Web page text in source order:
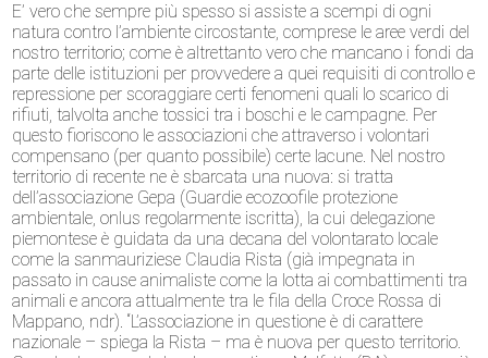
E’ vero che sempre più spesso si assiste a scempi di ogni
natura contro l’ambiente circostante, comprese le aree verdi del
nostro territorio; come è altrettanto vero che mancano i fondi da
parte delle istituzioni per provvedere a quei requisiti di controllo e
repressione per scoraggiare certi fenomeni quali lo scarico di
rifiuti, talvolta anche tossici tra i boschi e le campagne. Per
questo fioriscono le associazioni che attraverso i volontari
compensano (per quanto possibile) certe lacune. Nel nostro
territorio di recente ne è sbarcata una nuova: si tratta
dell’associazione Gepa (Guardie ecozoofile protezione
ambientale, onlus regolarmente iscritta), la cui delegazione
piemontese è guidata da una decana del volontarato locale
come la sanmauriziese Claudia Rista (già impegnata in
passato in cause animaliste come la lotta ai combattimenti tra
animali e ancora attualmente tra le fila della Croce Rossa di
Mappano, ndr). “L’associazione in questione è di carattere
nazionale – spiega la Rista – ma è nuova per questo territorio.